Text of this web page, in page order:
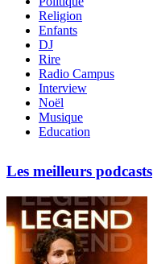
Religion
Enfants
DJ
Rire
Radio Campus
Interview
Noël
Musique
Education
Les meilleurs podcasts